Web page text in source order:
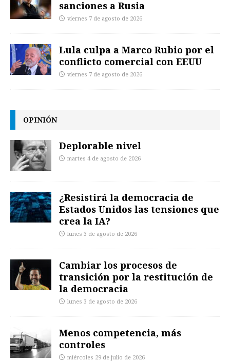
sanciones a Rusia
viernes 7 de agosto de 2026
Lula culpa a Marco Rubio por el
conflicto comercial con EEUU
viernes 7 de agosto de 2026
OPINIÓN
Deplorable nivel
martes 4 de agosto de 2026
¿Resistirá la democracia de
Estados Unidos las tensiones que
crea la IA?
lunes 3 de agosto de 2026
Cambiar los procesos de
transición por la restitución de
la democracia
lunes 3 de agosto de 2026
Menos competencia, más
controles
miércoles 29 de julio de 2026